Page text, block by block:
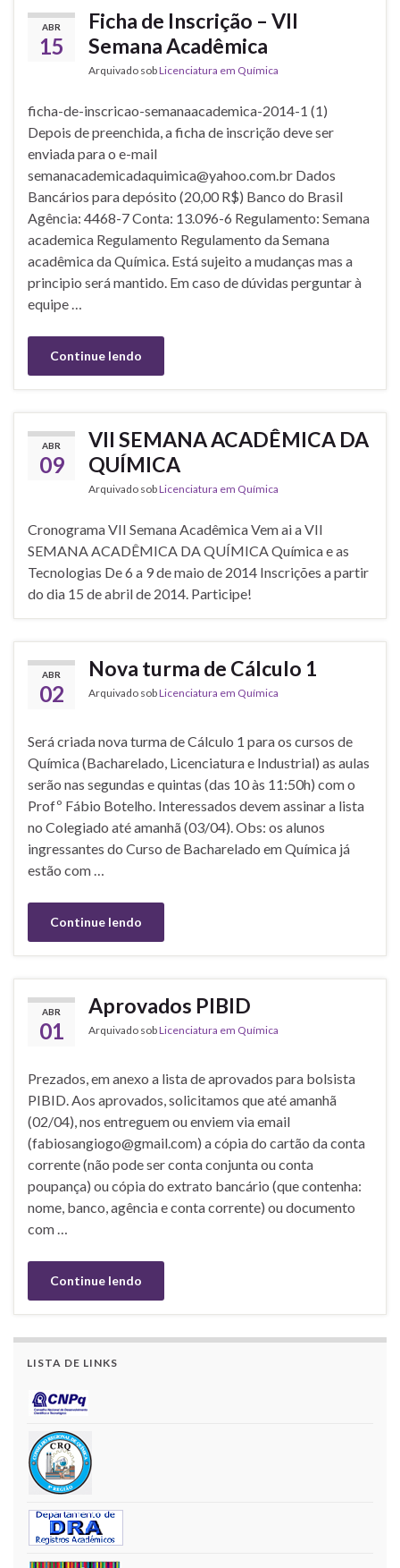
ABR
15
Ficha de Inscrição – VII
Semana Acadêmica
Arquivado sobLicenciatura em Química
ficha-de-inscricao-semanaacademica-2014-1 (1)
Depois de preenchida, a ficha de inscrição deve ser
enviada para o e-mail
semanacademicadaquimica@yahoo.com.br Dados
Bancários para depósito (20,00 R$) Banco do Brasil
Agência: 4468-7 Conta: 13.096-6 Regulamento: Semana
academica Regulamento Regulamento da Semana
acadêmica da Química. Está sujeito a mudanças mas a
principio será mantido. Em caso de dúvidas perguntar à
equipe …
Continue lendo
ABR
09
VII SEMANA ACADÊMICA DA
QUÍMICA
Arquivado sobLicenciatura em Química
Cronograma VII Semana Acadêmica Vem ai a VII
SEMANA ACADÊMICA DA QUÍMICA Química e as
Tecnologias De 6 a 9 de maio de 2014 Inscrições a partir
do dia 15 de abril de 2014. Participe!
ABR
02
Nova turma de Cálculo 1
Arquivado sobLicenciatura em Química
Será criada nova turma de Cálculo 1 para os cursos de
Química (Bacharelado, Licenciatura e Industrial) as aulas
serão nas segundas e quintas (das 10 às 11:50h) com o
Profº Fábio Botelho. Interessados devem assinar a lista
no Colegiado até amanhã (03/04). Obs: os alunos
ingressantes do Curso de Bacharelado em Química já
estão com …
Continue lendo
ABR
01
Aprovados PIBID
Arquivado sobLicenciatura em Química
Prezados, em anexo a lista de aprovados para bolsista
PIBID. Aos aprovados, solicitamos que até amanhã
(02/04), nos entreguem ou enviem via email
(fabiosangiogo@gmail.com) a cópia do cartão da conta
corrente (não pode ser conta conjunta ou conta
poupança) ou cópia do extrato bancário (que contenha:
nome, banco, agência e conta corrente) ou documento
com …
Continue lendo
LISTA DE LINKS